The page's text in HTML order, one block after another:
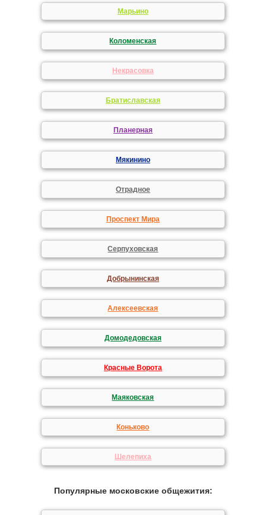
Марьино
Коломенская
Некрасовка
Братиславская
Планерная
Мякинино
Отрадное
Проспект Мира
Серпуховская
Добрынинская
Алексеевская
Домодедовская
Красные Ворота
Маяковская
Коньково
Шелепиха
Популярные московские общежития: